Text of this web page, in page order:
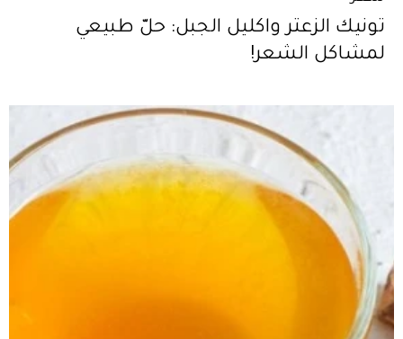
تونيك الزعتر واكليل الجبل: حلّ طبيعي
لمشاكل الشعر!